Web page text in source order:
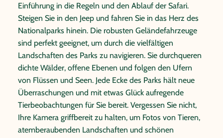
Einführung in die Regeln und den Ablauf der Safari.
Steigen Sie in den Jeep und fahren Sie in das Herz des
Nationalparks hinein. Die robusten Geländefahrzeuge
sind perfekt geeignet, um durch die vielfältigen
Landschaften des Parks zu navigieren. Sie durchqueren
dichte Wälder, offene Ebenen und folgen den Ufern
von Flüssen und Seen. Jede Ecke des Parks hält neue
Überraschungen und mit etwas Glück aufregende
Tierbeobachtungen für Sie bereit. Vergessen Sie nicht,
Ihre Kamera griffbereit zu halten, um Fotos von Tieren,
atemberaubenden Landschaften und schönen